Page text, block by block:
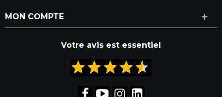
MON COMPTE
Votre avis est essentiel